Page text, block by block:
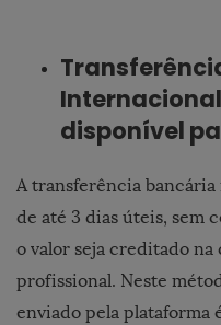
disponível
A transferência
de até 3 dias úteis, sem
o valor seja creditado
profissional. Neste
enviado pela plataforma